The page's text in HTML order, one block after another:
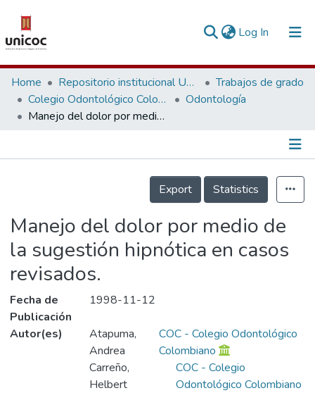
Log In (current)
Communities & Collections
Research Outputs
People
Home Repositorio institucional Unicoc, RI-unicoc
Trabajos de grado
Colegio Odontológico Colombiano
Odontología
Manejo del dolor por medio de la sugestión hipnótica en casos revisados.
Información de la Publicación
Export
Statistics
Manejo del dolor por medio de
la sugestión hipnótica en casos
revisados.
Fecha de
Publicación
1998-11-12
Autor(es)
Atapuma,
Andrea
COC - Colegio Odontológico
Colombiano
Carreño,
Helbert
COC - Colegio
Odontológico Colombiano